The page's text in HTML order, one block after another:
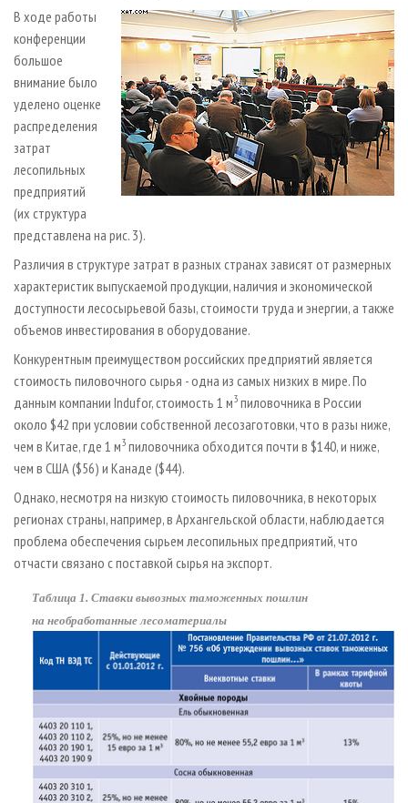
В ходе работы
конференции
большое
внимание было
уделено оценке
распределения
затрат
лесопильных
предприятий
(их структура
представлена на рис. 3).
Различия в структуре затрат в разных странах зависят от размерных
характеристик выпускаемой продукции, наличия и экономической
доступности лесосырьевой базы, стоимости труда и энергии, а также
объемов инвестирования в оборудование.
Конкурентным преимуществом российских предприятий является
стоимость пиловочного сырья - одна из самых низких в мире. По
данным компании Indufor, стоимость 1 м3 пиловочника в России
около $42 при условии собственной лесозаготовки, что в разы ниже,
чем в Китае, где 1 м3 пиловочника обходится почти в $140, и ниже,
чем в США ($56) и Канаде ($44).
Однако, несмотря на низкую стоимость пиловочника, в некоторых
регионах страны, например, в Архангельской области, наблюдается
проблема обеспечения сырьем лесопильных предприятий, что
отчасти связано с поставкой сырья на экспорт.
Таблица 1. Ставки вывозных таможенных пошлин
на необработанные лесоматериалы